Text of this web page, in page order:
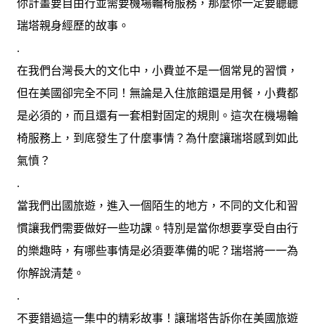
瑞塔親身經歷的故事。
.
在我們台灣長大的文化中，小費並不是一個常見的習慣，
但在美國卻完全不同！無論是入住旅館還是用餐，小費都
是必須的，而且還有一套相對固定的規則。這次在機場輪
椅服務上，到底發生了什麼事情？為什麼讓瑞塔感到如此
氣憤？
.
當我們出國旅遊，進入一個陌生的地方，不同的文化和習
慣讓我們需要做好一些功課。特別是當你想要享受自由行
的樂趣時，有哪些事情是必須要準備的呢？瑞塔將一一為
你解說清楚。
.
不要錯過這一集中的精彩故事！讓瑞塔告訴你在美國旅遊